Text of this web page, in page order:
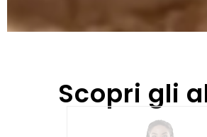
Scopri gli